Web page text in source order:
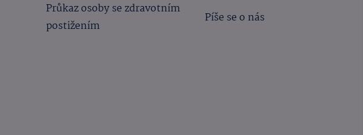
Průkaz osoby se zdravotním
postižením
Píše se o nás